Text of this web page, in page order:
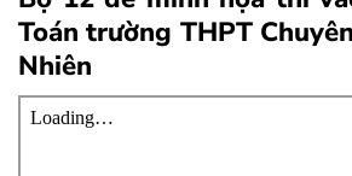
Toán trường THPT
Nhiên